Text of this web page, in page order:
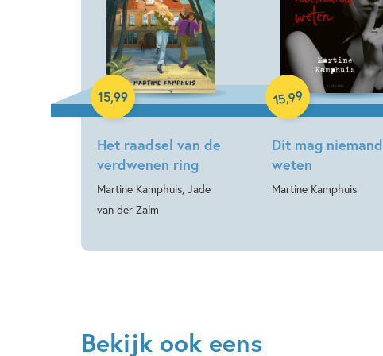
Het raadsel van de
verdwenen ring
Martine Kamphuis, Jade
van der Zalm
15,99
Hardcover
Dit mag niemand
weten
Martine Kamphuis
15,99
Paperback
Bekijk ook eens